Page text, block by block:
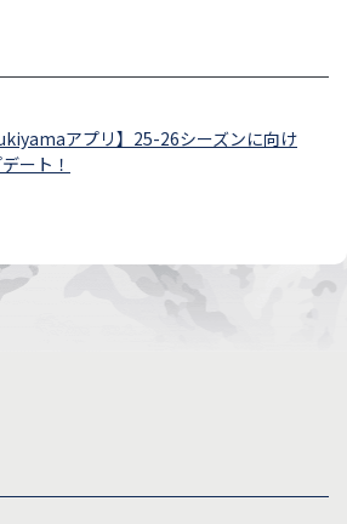
アプリ】25-26シーズンに向け
ート！